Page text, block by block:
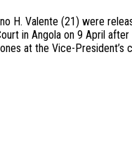
H. Valente (21) were
in Angola on 9 April
at the Vice-President’s